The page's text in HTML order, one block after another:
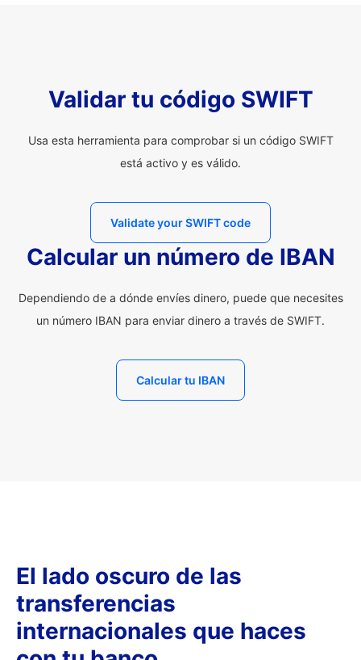
Validar tu código SWIFT
Usa esta herramienta para comprobar si un código SWIFT
está activo y es válido.
Validate your SWIFT code
Calcular un número de IBAN
Dependiendo de a dónde envíes dinero, puede que necesites
un número IBAN para enviar dinero a través de SWIFT.
Calcular tu IBAN
El lado oscuro de las
transferencias
internacionales que haces